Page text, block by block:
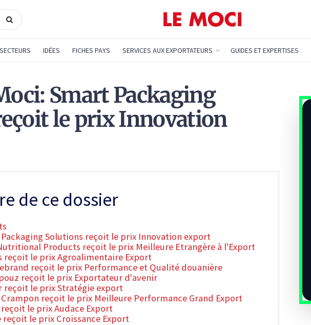
SECTEURS IDÉES FICHES PAYS SERVICES AUX EXPORTATEURS GUIDES ET EXPERTISES
Smart Packaging
le prix Innovation
de ce dossier
Packaging Solutions reçoit le prix Innovation export
Products reçoit le prix Meilleure Etrangère à l'Export
reçoit le prix Agroalimentaire Export
reçoit le prix Performance et Qualité douanière
reçoit le prix Exportateur d'avenir
reçoit le prix Stratégie export
reçoit le prix Meilleure Performance Grand Export
le prix Audace Export
reçoit le prix Croissance Export